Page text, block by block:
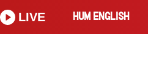
HUM ENGLISH
LIVE